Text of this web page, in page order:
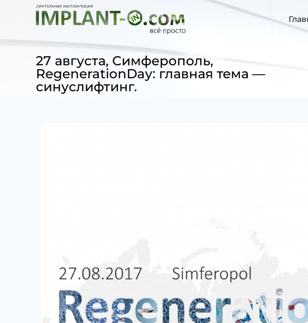
27 августа, Симферополь,
RegenerationDay: главная тема —
синуслифтинг.